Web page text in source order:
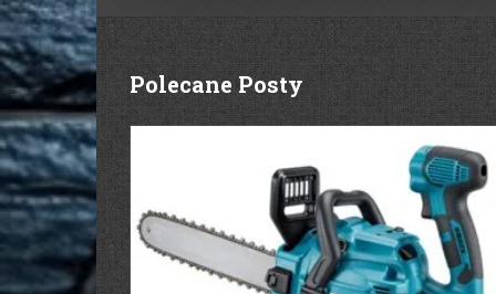
Polecane Posty